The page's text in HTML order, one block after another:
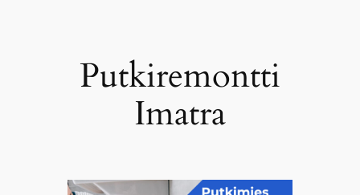
Putkiremontti
Imatra